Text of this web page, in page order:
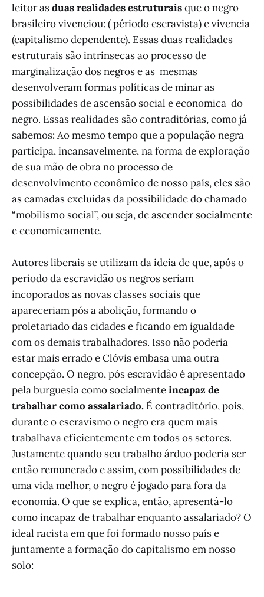
leitor asduas realidades estruturaisque o negro
brasileiro vivenciou: ( périodo escravista) e vivencia
(capitalismo dependente). Essas duas realidades
estruturais são intrinsecas ao processo de
marginalização dos negros e as mesmas
desenvolveram formas políticas de minar as
possibilidades de ascensão social e economica do
negro. Essas realidades são contraditórias, como já
sabemos: Ao mesmo tempo que a população negra
participa, incansavelmente, na forma de exploração
de sua mão de obra no processo de
desenvolvimento econômico de nosso país, eles são
as camadas excluídas da possibilidade do chamado
“mobilismo social”, ou seja, de ascender socialmente
e economicamente.
Autores liberais se utilizam da ideia de que, após o
periodo da escravidão os negros seriam
incoporados as novas classes sociais que
apareceriam pós a abolição, formando o
proletariado das cidades e ficando em igualdade
com os demais trabalhadores. Isso não poderia
estar mais errado e Clóvis embasa uma outra
concepção. O negro, pós escravidão é apresentado
pela burguesia como socialmenteincapaz de
trabalhar como assalariado. É contraditório, pois,
durante o escravismo o negro era quem mais
trabalhava eficientemente em todos os setores.
Justamente quando seu trabalho árduo poderia ser
então remunerado e assim, com possibilidades de
uma vida melhor, o negro é jogado para fora da
economia. O que se explica, então, apresentá-lo
como incapaz de trabalhar enquanto assalariado? O
ideal racista em que foi formado nosso país e
juntamente a formação do capitalismo em nosso
solo: